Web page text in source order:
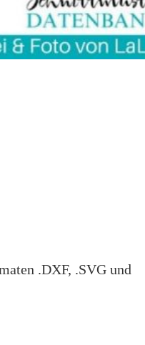
.DXF, .SVG und